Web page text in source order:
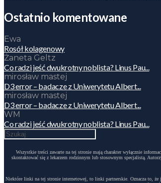
Ostatnio komentowane
Ewa
Rosół kolagenowy
Żaneta Geltz
Co radzi jeść dwukrotny noblista? Linus Pau...
mirosław mastej
D3 error – badacze z Uniwerytetu Albert...
mirosław mastej
D3 error – badacze z Uniwerytetu Albert...
WM
Co radzi jeść dwukrotny noblista? Linus Pau...
Wszystkie treści zawarte na tej stronie mają charakter wyłącznie
skontaktować się z lekarzem rodzinnym lub stosownym specjalistą.
Niektóre linki na tej stronie internetowej, to linki partnerskie. Oznacza to,